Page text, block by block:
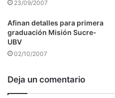
23/09/2007
Afinan detalles para primera
graduación Misión Sucre-
UBV
02/10/2007
Deja un comentario